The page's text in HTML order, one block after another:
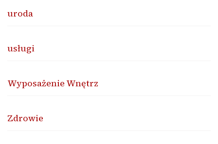
uroda
usługi
Wyposażenie Wnętrz
Zdrowie